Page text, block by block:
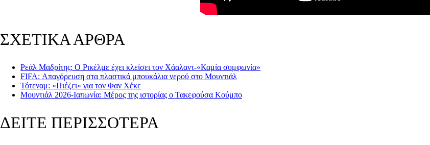
ΣΧΕΤΙΚΑ ΑΡΘΡΑ
Ρεάλ Μαδρίτης: Ο Ρικέλμε έχει κλείσει τον Χάαλαντ-«Καμία συμφωνία»
FIFA: Απαγόρευση στα πλαστικά μπουκάλια νερού στο Μουντιάλ
Τότεναμ: «Πιέζει» για τον Φαν Χέκε
Μουντιάλ 2026-Ιαπωνία: Μέρος της ιστορίας ο Τακεφούσα Κούμπο
ΔΕΙΤΕ ΠΕΡΙΣΣΟΤΕΡΑ